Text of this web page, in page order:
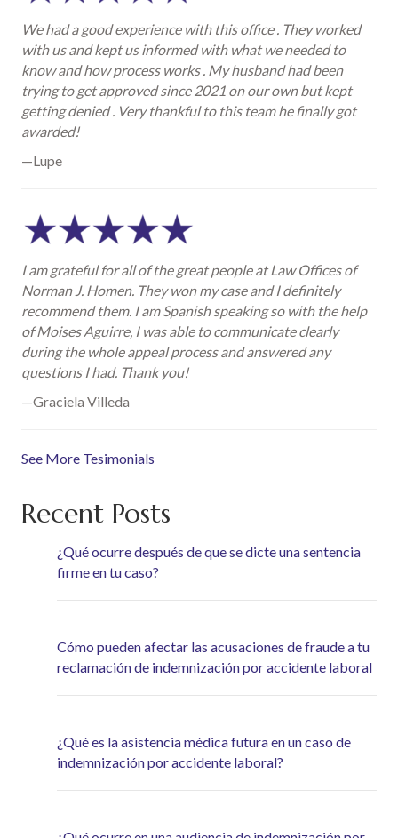
We had a good experience with this office . They worked
with us and kept us informed with what we needed to
know and how process works . My husband had been
trying to get approved since 2021 on our own but kept
getting denied . Very thankful to this team he finally got
awarded!
—Lupe
I am grateful for all of the great people at Law Offices of
Norman J. Homen. They won my case and I definitely
recommend them. I am Spanish speaking so with the help
of Moises Aguirre, I was able to communicate clearly
during the whole appeal process and answered any
questions I had. Thank you!
—Graciela Villeda
See More Tesimonials
Recent Posts
¿Qué ocurre después de que se dicte una sentencia
firme en tu caso?
Cómo pueden afectar las acusaciones de fraude a tu
reclamación de indemnización por accidente laboral
¿Qué es la asistencia médica futura en un caso de
indemnización por accidente laboral?